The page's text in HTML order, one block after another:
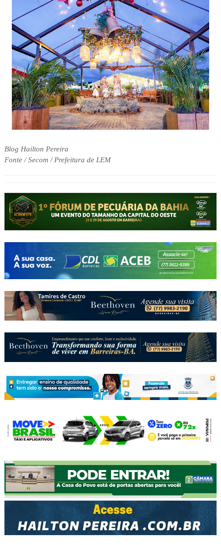
Blog Hailton Pereira
Fonte / Secom / Prefeitura de LEM